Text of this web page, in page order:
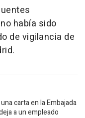
había sido
de vigilancia de
carta en la Embajada
a un empleado